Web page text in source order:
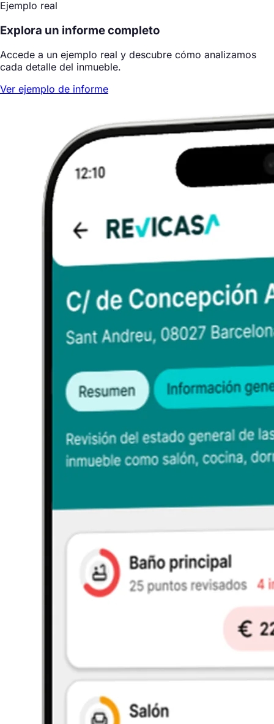
Ejemplo real
Explora un informe completo
Accede a un ejemplo real y descubre cómo analizamos
cada detalle del inmueble.
Ver ejemplo de informe